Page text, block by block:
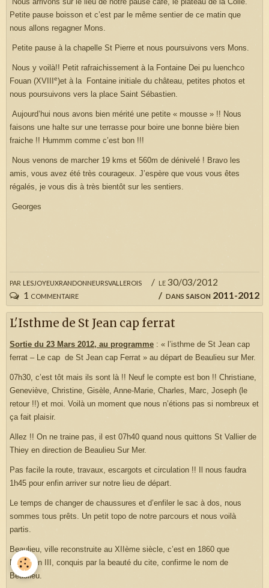
par lesjoyeuxrandonneursvallerois
le 30/03/2012
dans saison 2011-2012
1 commentaire
Petite pause boisson et c’est par le même sentier de ce matin que
nous allons regagner Mons.
Petite pause à la chapelle St Pierre et nous poursuivons vers Mons.
Nous y voilà!! Petit rafraichissement à la Fontaine Dei pu luenchco
Fouan (XVIIIe)et à la Fontaine initiale du château, petites photos et
nous poursuivons vers la place Saint Sébastien.
Aujourd’hui nous avons bien mérité une petite « mousse » !! Nous
faisons une halte sur une terrasse pour boire une bonne bière bien
fraiche !! Hummm comme c’est bon !!!
Nous venons de marcher 19 kms et 560m de dénivelé ! Bravo les
amis, vous avez été très courageux. J’espère que vous vous êtes
régalés, je vous dis à très bientôt sur les sentiers.
Georges
L'Isthme de St Jean cap ferrat
Sortie du 23 Mars 2012, au programme : « l’isthme de St Jean cap
ferrat – Le cap de St Jean cap Ferrat » au départ de Beaulieu sur Mer.
07h30, c’est tôt mais ils sont là !! Neuf le compte est bon !! Christiane,
Geneviève, Christine, Gisèle, Anne-Marie, Charles, Marc, Joseph (le
retour !!) et moi. Voilà un moment que nous n’étions pas si nombreux et
ça fait plaisir.
Allez !! On ne traine pas, il est 07h40 quand nous quittons St Vallier de
Thiey en direction de Beaulieu Sur Mer.
Pas facile la route, travaux, escargots et circulation !! Il nous faudra
1h45 pour enfin arriver sur notre lieu de départ.
Le temps de changer de chaussures et d’enfiler le sac à dos, nous
sommes tous prêts. Un petit topo de notre parcours et nous voilà
partis.
Beaulieu, ville reconstruite au XIIème siècle, c’est en 1860 que
Napoléon III, conquis par la beauté du cite, confirme le nom de
Beaulieu.